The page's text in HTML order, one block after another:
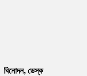
বিনোদন, ডেস্ক